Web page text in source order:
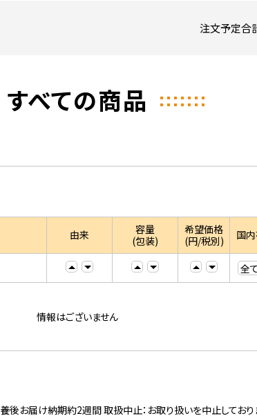
注文予定合
すべての商品
由来
容量
(包装)
希望価格
(円/税別)
国
情報はございません
お届け納期約2週間 取扱中止：お取り扱いを中止しており